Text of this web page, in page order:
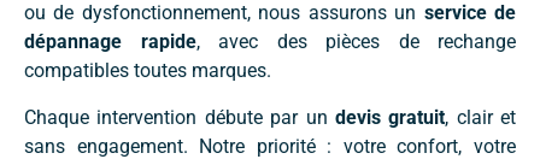
ou de dysfonctionnement, nous assurons un service de
dépannage rapide, avec des pièces de rechange
compatibles toutes marques.
Chaque intervention débute par un devis gratuit, clair et
sans engagement. Notre priorité : votre confort, votre